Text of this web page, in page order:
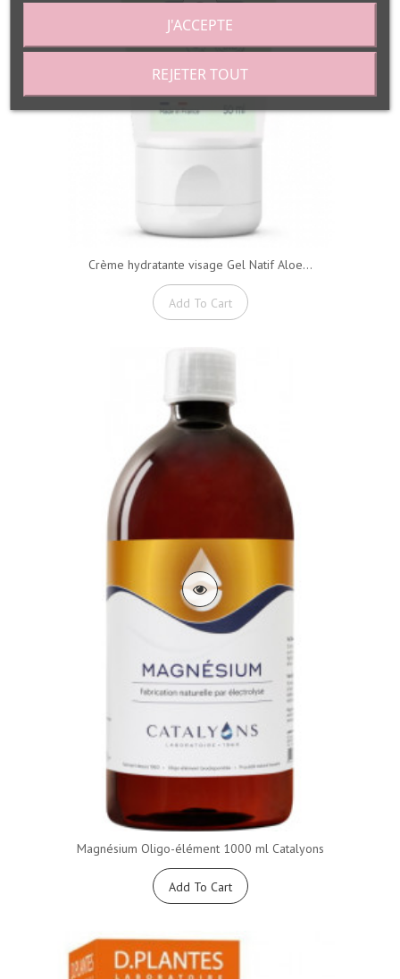
Crème hydratante visage Gel Natif Aloe...
Add To Cart
Magnésium Oligo-élément 1000 ml Catalyons
Add To Cart
REJETER TOUT
J'ACCEPTE